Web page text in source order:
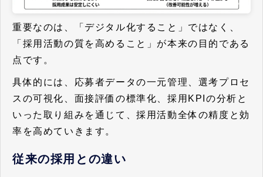
重要なのは、「デジタル化すること」ではなく、
「採用活動の質を高めること」が本来の目的である
点です。
具体的には、応募者データの一元管理、選考プロセ
スの可視化、面接評価の標準化、採用KPIの分析と
いった取り組みを通じて、採用活動全体の精度と効
率を高めていきます。
従来の採用との違い